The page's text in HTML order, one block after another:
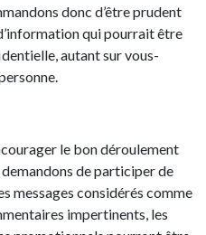
donc d’être prudent
qui pourrait être
autant sur vous-
le bon déroulement
demandons de participer de
messages considérés comme
impertinents, les